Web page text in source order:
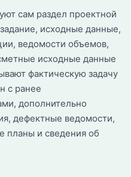
сам раздел проектной
исходные данные,
ведомости объемов,
исходные данные
фактическую задачу
с ранее
дополнительно
дефектные ведомости,
планы и сведения об